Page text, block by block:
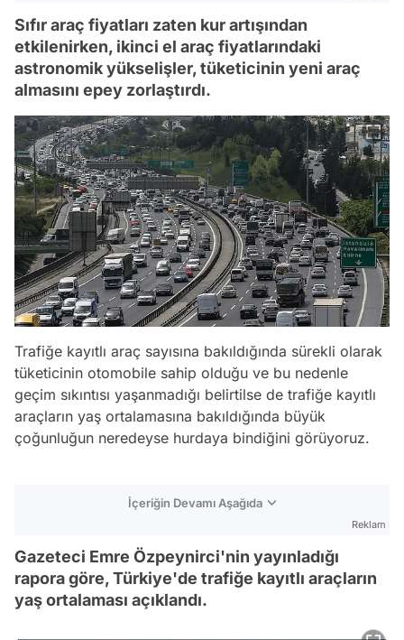
Sıfır araç fiyatları zaten kur artışından
etkilenirken, ikinci el araç fiyatlarındaki
astronomik yükselişler, tüketicinin yeni araç
almasını epey zorlaştırdı.
Trafiğe kayıtlı araç sayısına bakıldığında sürekli olarak
tüketicinin otomobile sahip olduğu ve bu nedenle
geçim sıkıntısı yaşanmadığı belirtilse de trafiğe kayıtlı
araçların yaş ortalamasına bakıldığında büyük
çoğunluğun neredeyse hurdaya bindiğini görüyoruz.
İçeriğin Devamı Aşağıda
Reklam
Gazeteci Emre Özpeynirci'nin yayınladığı
rapora göre, Türkiye'de trafiğe kayıtlı araçların
yaş ortalaması açıklandı.